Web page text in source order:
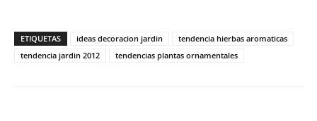
ETIQUETAS ideas decoracion jardin
tendencia hierbas aromaticas
tendencia jardin 2012
tendencias plantas ornamentales